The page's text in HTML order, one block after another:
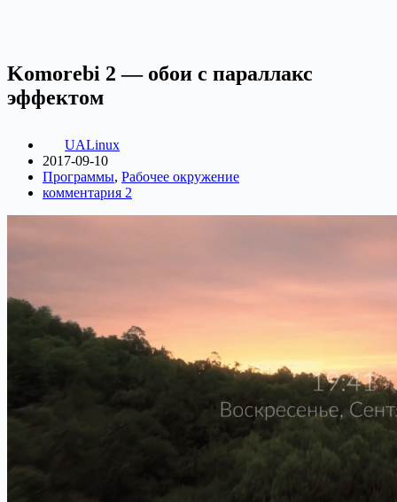
Komorebi 2 — обои с параллакс
эффектом
UALinux
2017-09-10
Программы, Рабочее окружение
комментария 2